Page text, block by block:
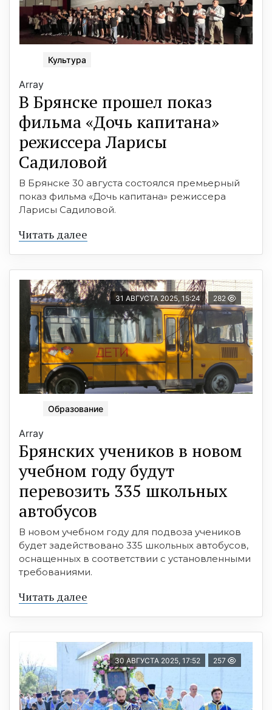
Культура
Array
В Брянске прошел показ
фильма «Дочь капитана»
режиссера Ларисы
Садиловой
В Брянске 30 августа состоялся премьерный
показ фильма «Дочь капитана» режиссера
Ларисы Садиловой.
Читать далее
31 АВГУСТА 2025, 15:24 282
Образование
Array
Брянских учеников в новом
учебном году будут
перевозить 335 школьных
автобусов
В новом учебном году для подвоза учеников
будет задействовано 335 школьных автобусов,
оснащенных в соответствии с установленными
требованиями.
Читать далее
30 АВГУСТА 2025, 17:52 257